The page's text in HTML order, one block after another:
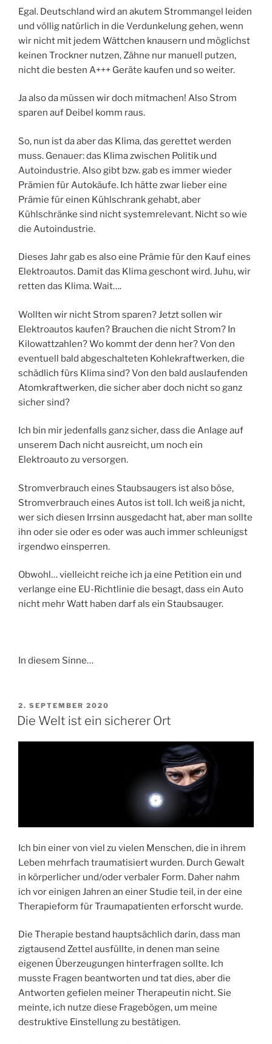
Egal. Deutschland wird an akutem Strommangel leiden
und völlig natürlich in die Verdunkelung gehen, wenn
wir nicht mit jedem Wättchen knausern und möglichst
keinen Trockner nutzen, Zähne nur manuell putzen,
nicht die besten A+++ Geräte kaufen und so weiter.
Ja also da müssen wir doch mitmachen! Also Strom
sparen auf Deibel komm raus.
So, nun ist da aber das Klima, das gerettet werden
muss. Genauer: das Klima zwischen Politik und
Autoindustrie. Also gibt bzw. gab es immer wieder
Prämien für Autokäufe. Ich hätte zwar lieber eine
Prämie für einen Kühlschrank gehabt, aber
Kühlschränke sind nicht systemrelevant. Nicht so wie
die Autoindustrie.
Dieses Jahr gab es also eine Prämie für den Kauf eines
Elektroautos. Damit das Klima geschont wird. Juhu, wir
retten das Klima. Wait….
Wollten wir nicht Strom sparen? Jetzt sollen wir
Elektroautos kaufen? Brauchen die nicht Strom? In
Kilowattzahlen? Wo kommt der denn her? Von den
eventuell bald abgeschalteten Kohlekraftwerken, die
schädlich fürs Klima sind? Von den bald auslaufenden
Atomkraftwerken, die sicher aber doch nicht so ganz
sicher sind?
Ich bin mir jedenfalls ganz sicher, dass die Anlage auf
unserem Dach nicht ausreicht, um noch ein
Elektroauto zu versorgen.
Stromverbrauch eines Staubsaugers ist also böse,
Stromverbrauch eines Autos ist toll. Ich weiß ja nicht,
wer sich diesen Irrsinn ausgedacht hat, aber man sollte
ihn oder sie oder es oder was auch immer schleunigst
irgendwo einsperren.
Obwohl… vielleicht reiche ich ja eine Petition ein und
verlange eine EU-Richtlinie die besagt, dass ein Auto
nicht mehr Watt haben darf als ein Staubsauger.
In diesem Sinne…
VERÖFFENTLICHT
AM
2. SEPTEMBER 2020
Die Welt ist ein sicherer Ort
Ich bin einer von viel zu vielen Menschen, die in ihrem
Leben mehrfach traumatisiert wurden. Durch Gewalt
in körperlicher und/oder verbaler Form. Daher nahm
ich vor einigen Jahren an einer Studie teil, in der eine
Therapieform für Traumapatienten erforscht wurde.
Die Therapie bestand hauptsächlich darin, dass man
zigtausend Zettel ausfüllte, in denen man seine
eigenen Überzeugungen hinterfragen sollte. Ich
musste Fragen beantworten und tat dies, aber die
Antworten gefielen meiner Therapeutin nicht. Sie
meinte, ich nutze diese Fragebögen, um meine
destruktive Einstellung zu bestätigen.